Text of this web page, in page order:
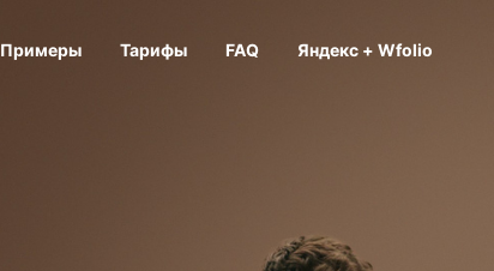
Примеры Тарифы FAQ Яндекс + Wfolio